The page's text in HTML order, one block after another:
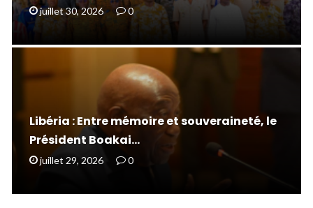
juillet 30, 2026 0
Libéria : Entre mémoire et souveraineté, le
Président Boakai…
juillet 29, 2026 0